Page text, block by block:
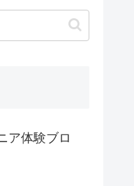
ア体験ブロ